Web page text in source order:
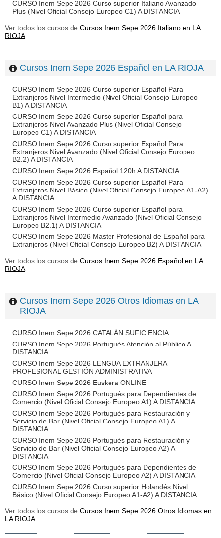
CURSO Inem Sepe 2026 Curso superior Italiano Avanzado
Plus (Nivel Oficial Consejo Europeo C1) A DISTANCIA
Ver todos los cursos de Cursos Inem Sepe 2026 Italiano en LA
RIOJA
Cursos Inem Sepe 2026 Español en LA RIOJA
CURSO Inem Sepe 2026 Curso superior Español Para
Extranjeros Nivel Intermedio (Nivel Oficial Consejo Europeo
B1) A DISTANCIA
CURSO Inem Sepe 2026 Curso superior Español para
Extranjeros Nivel Avanzado Plus (Nivel Oficial Consejo
Europeo C1) A DISTANCIA
CURSO Inem Sepe 2026 Curso superior Español Para
Extranjeros Nivel Avanzado (Nivel Oficial Consejo Europeo
B2.2) A DISTANCIA
CURSO Inem Sepe 2026 Español 120h A DISTANCIA
CURSO Inem Sepe 2026 Curso superior Español Para
Extranjeros Nivel Básico (Nivel Oficial Consejo Europeo A1-A2)
A DISTANCIA
CURSO Inem Sepe 2026 Curso superior Español para
Extranjeros Nivel Intermedio Avanzado (Nivel Oficial Consejo
Europeo B2.1) A DISTANCIA
CURSO Inem Sepe 2026 Master Profesional de Español para
Extranjeros (Nivel Oficial Consejo Europeo B2) A DISTANCIA
Ver todos los cursos de Cursos Inem Sepe 2026 Español en LA
RIOJA
Cursos Inem Sepe 2026 Otros Idiomas en LA
RIOJA
CURSO Inem Sepe 2026 CATALÁN SUFICIENCIA
CURSO Inem Sepe 2026 Portugués Atención al Público A
DISTANCIA
CURSO Inem Sepe 2026 LENGUA EXTRANJERA
PROFESIONAL GESTIÓN ADMINISTRATIVA
CURSO Inem Sepe 2026 Euskera ONLINE
CURSO Inem Sepe 2026 Portugués para Dependientes de
Comercio (Nivel Oficial Consejo Europeo A1) A DISTANCIA
CURSO Inem Sepe 2026 Portugués para Restauración y
Servicio de Bar (Nivel Oficial Consejo Europeo A1) A
DISTANCIA
CURSO Inem Sepe 2026 Portugués para Restauración y
Servicio de Bar (Nivel Oficial Consejo Europeo A2) A
DISTANCIA
CURSO Inem Sepe 2026 Portugués para Dependientes de
Comercio (Nivel Oficial Consejo Europeo A2) A DISTANCIA
CURSO Inem Sepe 2026 Curso superior Holandés Nivel
Básico (Nivel Oficial Consejo Europeo A1-A2) A DISTANCIA
Ver todos los cursos de Cursos Inem Sepe 2026 Otros Idiomas en
LA RIOJA